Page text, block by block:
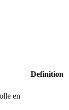
Definition
en